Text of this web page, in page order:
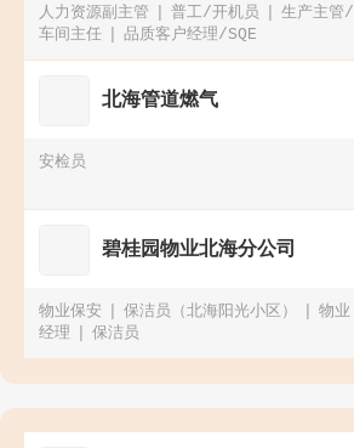
人力资源副主管 普工/开机员
生产主管/
车间主任
品质客户经理/SQE
北海管道燃气
安检员
碧桂园物业北海分公司
物业保安 保洁员（北海阳光小区）
物业
经理
保洁员